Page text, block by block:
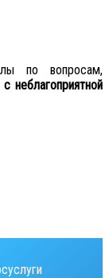
по вопросам,
неблагоприятной